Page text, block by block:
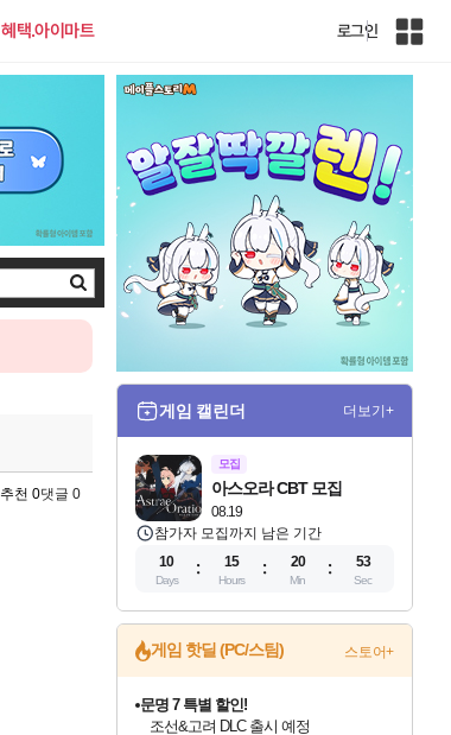
혜택.아이마트 로그인
인
트
검
색
추천 0댓글 0
게임 캘린더 더보기+
모집
08.19
아스오라 CBT 모집
참가자 모집까지 남은 기간
10
Days
15
Hours
20
Min
52
Sec
게임 핫딜 (PC/스팀) 스토어+
문명 7 특별 할인!
조선&고려 DLC 출시 예정
50%할인&추가 적립까지!
마블 투혼 파이팅 소울즈 정식출시!